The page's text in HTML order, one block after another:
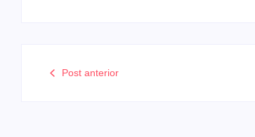
Post anterior